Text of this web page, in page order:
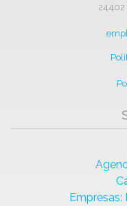
24402
Empresas: